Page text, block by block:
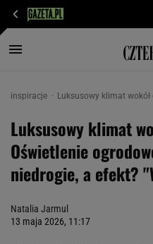
inspiracje Luksusowy klimat
Luksusowy klimat
Oświetlenie
niedrogie, a efekt?
Natalia Jarmul
13 maja 2026, 11:17